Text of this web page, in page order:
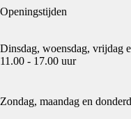
Openingstijden
Dinsdag, woensdag, vrijdag
11.00 - 17.00 uur
Zondag, maandag en